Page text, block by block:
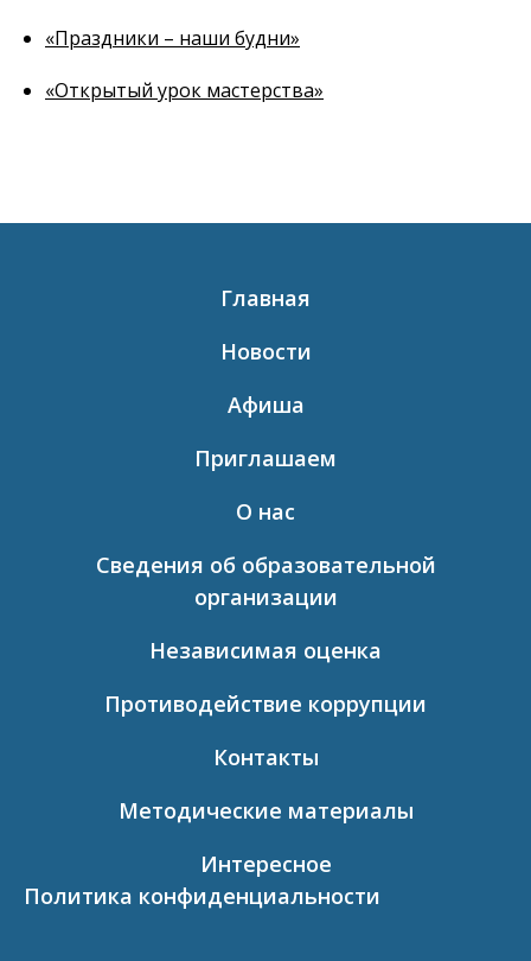
«Праздники – наши будни»
«Открытый урок мастерства»
Главная
Новости
Афиша
Приглашаем
О нас
Сведения об образовательной
организации
Независимая оценка
Противодействие коррупции
Контакты
Методические материалы
Интересное
Политика конфиденциальности